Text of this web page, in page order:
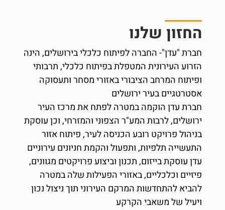
החזון שלנו
חברת "עדן"- החברה לפיתוח כלכלי בירושלים, הינה
הזרוע העירונית המטפלת בפיתוח כלכלי, תרבותי
ופיתוח המרחב הציבורי באזורי מסחר ותעסוקה
אסטרטגיים בעיר ירושלים
חברת עדן הוקמה במטרה לפתח את מרכז העיר
ירושלים, לרבות המע"ר הצפוני והמזרחי, וכן עוסקת
בניהול פרויקט רובע הכניסה לעיר, פיתוח אזור
התעשייה תלפיות, ותפעול והקמת חניונים עירוניים
עדן עוסקת בייזום, תכנון וביצוע פרויקטים מגוונים,
פיזיים וכלכליים, באזורי הפעילות שלה במטרה
להביא להתחדשות המרקם העירוני תוך ניצול נכון
ויעיל של משאבי הקרקע